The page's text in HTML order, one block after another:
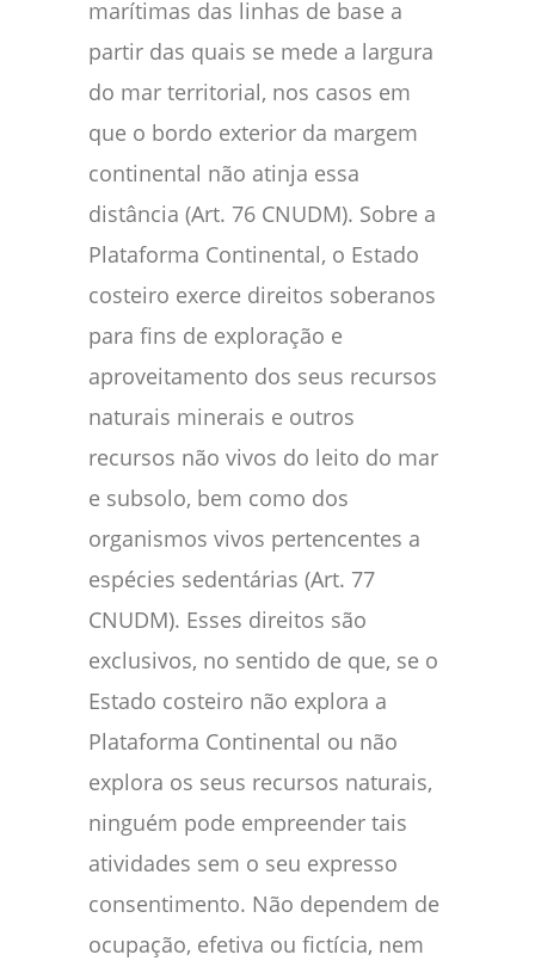
marítimas das linhas de base a
partir das quais se mede a largura
do mar territorial, nos casos em
que o bordo exterior da margem
continental não atinja essa
distância (Art. 76 CNUDM). Sobre a
Plataforma Continental, o Estado
costeiro exerce direitos soberanos
para fins de exploração e
aproveitamento dos seus recursos
naturais minerais e outros
recursos não vivos do leito do mar
e subsolo, bem como dos
organismos vivos pertencentes a
espécies sedentárias (Art. 77
CNUDM). Esses direitos são
exclusivos, no sentido de que, se o
Estado costeiro não explora a
Plataforma Continental ou não
explora os seus recursos naturais,
ninguém pode empreender tais
atividades sem o seu expresso
consentimento. Não dependem de
ocupação, efetiva ou fictícia, nem